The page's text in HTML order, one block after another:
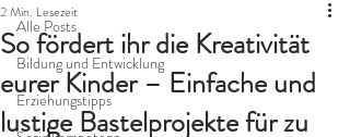
Alle Posts
Bildung und Entwicklung
Erziehungstipps
So fördert ihr die Kreativität
eurer Kinder – Einfache und
lustige Bastelprojekte für zu
2 Min. Lesezeit